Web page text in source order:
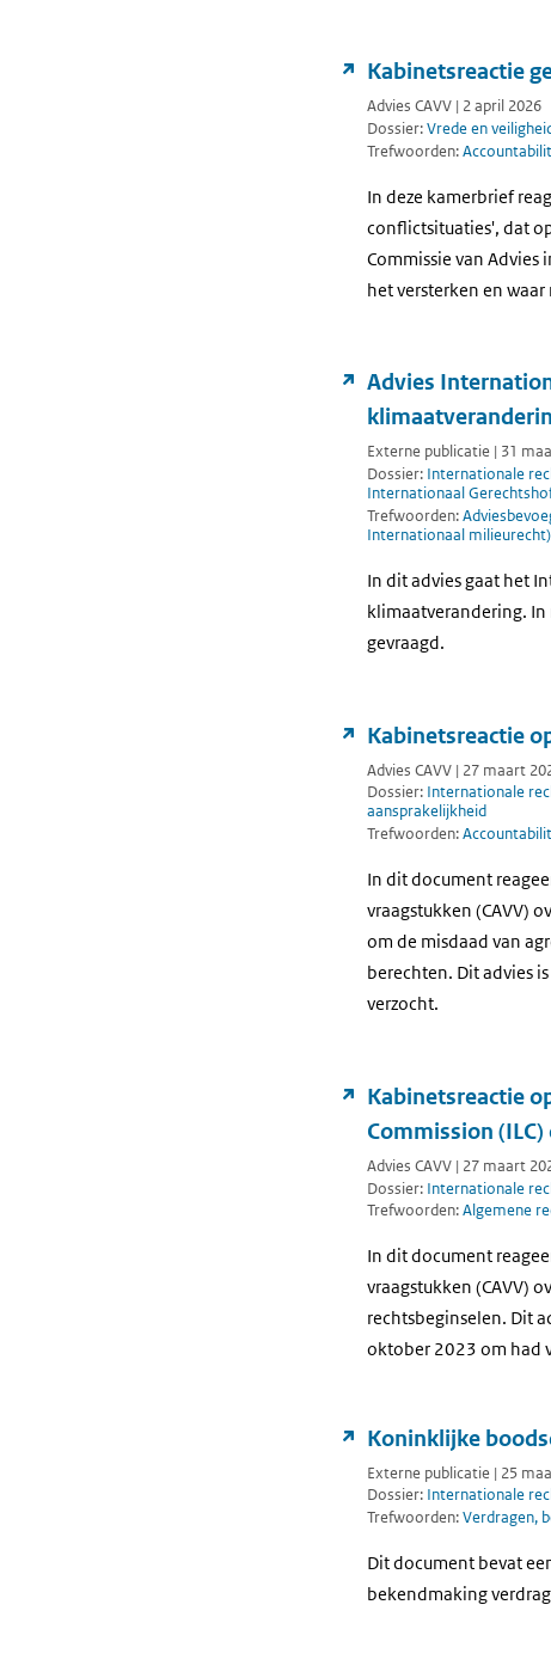
Kabinetsreactie
Advies CAVV | 2 april 2026
Dossier:Vrede en
Trefwoorden:
In deze kamerbrief
conflictsituaties', dat
Commissie van Advies
het versterken en
Advies
Externe publicatie | 31
Dossier: Internationale
Internationaal
Trefwoorden:
Internationaal milieurecht)
In dit advies gaat het
klimaatverandering. In
gevraagd.
Kabinetsreactie
Advies CAVV | 27 maart
Dossier: Internationale
aansprakelijkheid
Trefwoorden:
In dit document
vraagstukken (CAVV)
om de misdaad van
berechten. Dit advies
verzocht.
Kabinetsreactie
Commission
Advies CAVV | 27 maart
Dossier: Internationale
Trefwoorden:Algemene
In dit document
vraagstukken (CAVV)
rechtsbeginselen. Dit
oktober 2023 om had
Koninklijke
Externe publicatie | 25
Dossier: Internationale
Trefwoorden:Verdragen,
Dit document bevat
bekendmaking